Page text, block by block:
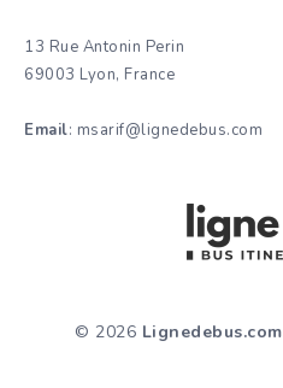
13 Rue Antonin Perin
69003 Lyon, France
Email: msarif@lignedebus.com
© 2026 Lignedebus.com